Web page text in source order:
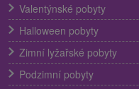
Valentýnské pobyty
Halloween pobyty
Zimní lyžařské pobyty
Podzimní pobyty